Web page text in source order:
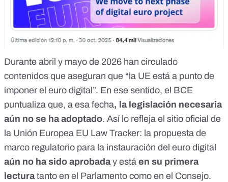
Durante abril y mayo de 2026 han circulado
contenidos que aseguran que “la UE está a punto de
imponer el euro digital”. En ese sentido, el BCE
puntualiza que, a esa fecha, la legislación necesaria
aún no se ha adoptado. Así lo refleja el sitio oficial de
la Unión Europea EU Law Tracker: la propuesta de
marco regulatorio para la instauración del euro digital
aún no ha sido aprobaday está en su primera
lecturatanto en el Parlamento como en el Consejo.